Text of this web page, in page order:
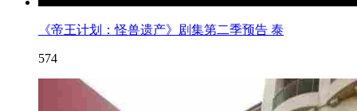
《帝王计划：怪兽遗产》剧集第二季预告 泰
574